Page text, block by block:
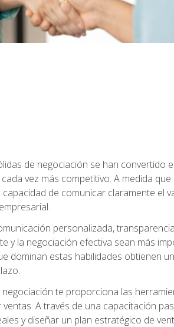
de negociación se han
vez más competitivo. A medida
de comunicar claramente
personalizada,
y la negociación efectiva sean más
dominan estas habilidades obtienen
te proporciona las
A través de una capacitación
y diseñar un plan estratégico de